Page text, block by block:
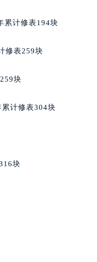
）
）
前预约）
累计修表194块
修表259块
块
计修表304块
块